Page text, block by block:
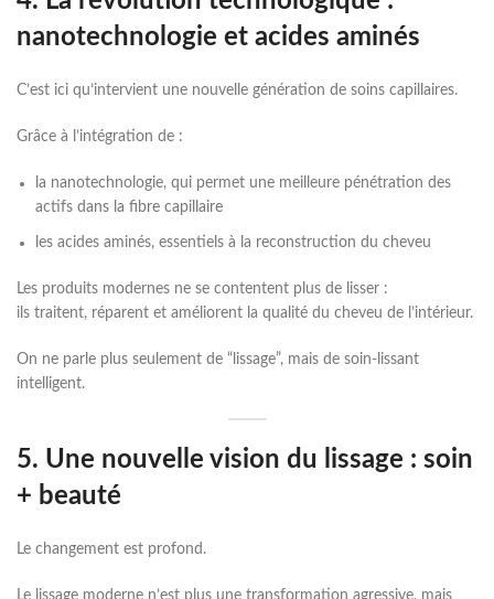
nanotechnologie et acides aminés
C’est ici qu’intervient une nouvelle génération de soins capillaires.
Grâce à l’intégration de :
la nanotechnologie, qui permet une meilleure pénétration des
actifs dans la fibre capillaire
les acides aminés, essentiels à la reconstruction du cheveu
Les produits modernes ne se contentent plus de lisser :
ils traitent, réparent et améliorent la qualité du cheveu de l’intérieur.
On ne parle plus seulement de “lissage”, mais de soin-lissant
intelligent.
5. Une nouvelle vision du lissage : soin
+ beauté
Le changement est profond.